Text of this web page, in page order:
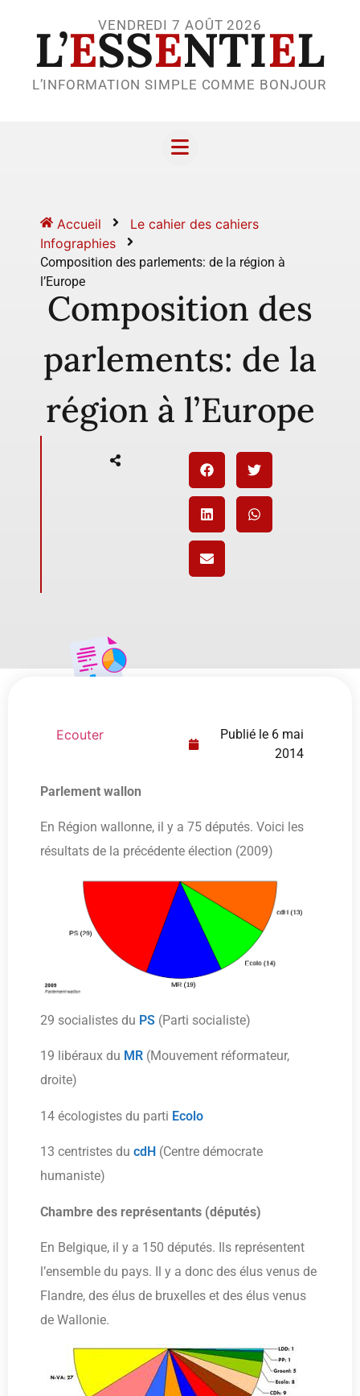
VENDREDI 7 AOÛT 2026
L’ESSENTIEL
L’INFORMATION SIMPLE COMME BONJOUR
Accueil
Le cahier des cahiers
Infographies
Composition des parlements: de la région à
l’Europe
Composition des
parlements: de la
région à l’Europe
Ecouter Publié le 6 mai
2014
Parlement wallon
En Région wallonne, il y a 75 députés. Voici les
résultats de la précédente élection (2009)
29 socialistes du PS (Parti socialiste)
19 libéraux du MR (Mouvement réformateur,
droite)
14 écologistes du parti Ecolo
13 centristes du cdH (Centre démocrate
humaniste)
Chambre des représentants (députés)
En Belgique, il y a 150 députés. Ils représentent
l’ensemble du pays. Il y a donc des élus venus de
Flandre, des élus de bruxelles et des élus venus
de Wallonie.